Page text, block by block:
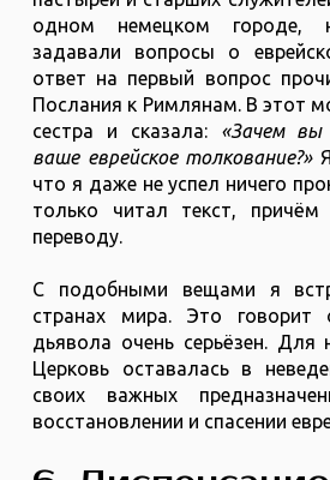
одном немецком городе,
задавали вопросы о
ответ на первый вопрос
Послания к Римлянам. В этот
сестра и сказала: «Зачем
ваше еврейское толкование?»Я
что я даже не успел ничего
только читал текст,
переводу.
С подобными вещами я
странах мира. Это
дьявола очень серьёзен. Для
Церковь оставалась в
своих важных
восстановлении и спасении